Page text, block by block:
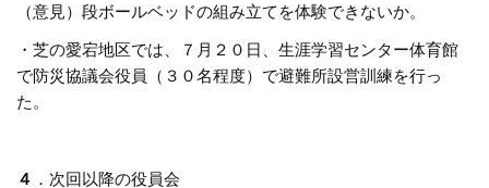
（意見）段ボールベッドの組み立てを体験できないか。
・芝の愛宕地区では、７月２０日、生涯学習センター体育館
で防災協議会役員（３０名程度）で避難所設営訓練を行っ
た。
４ ．次回以降の役員会